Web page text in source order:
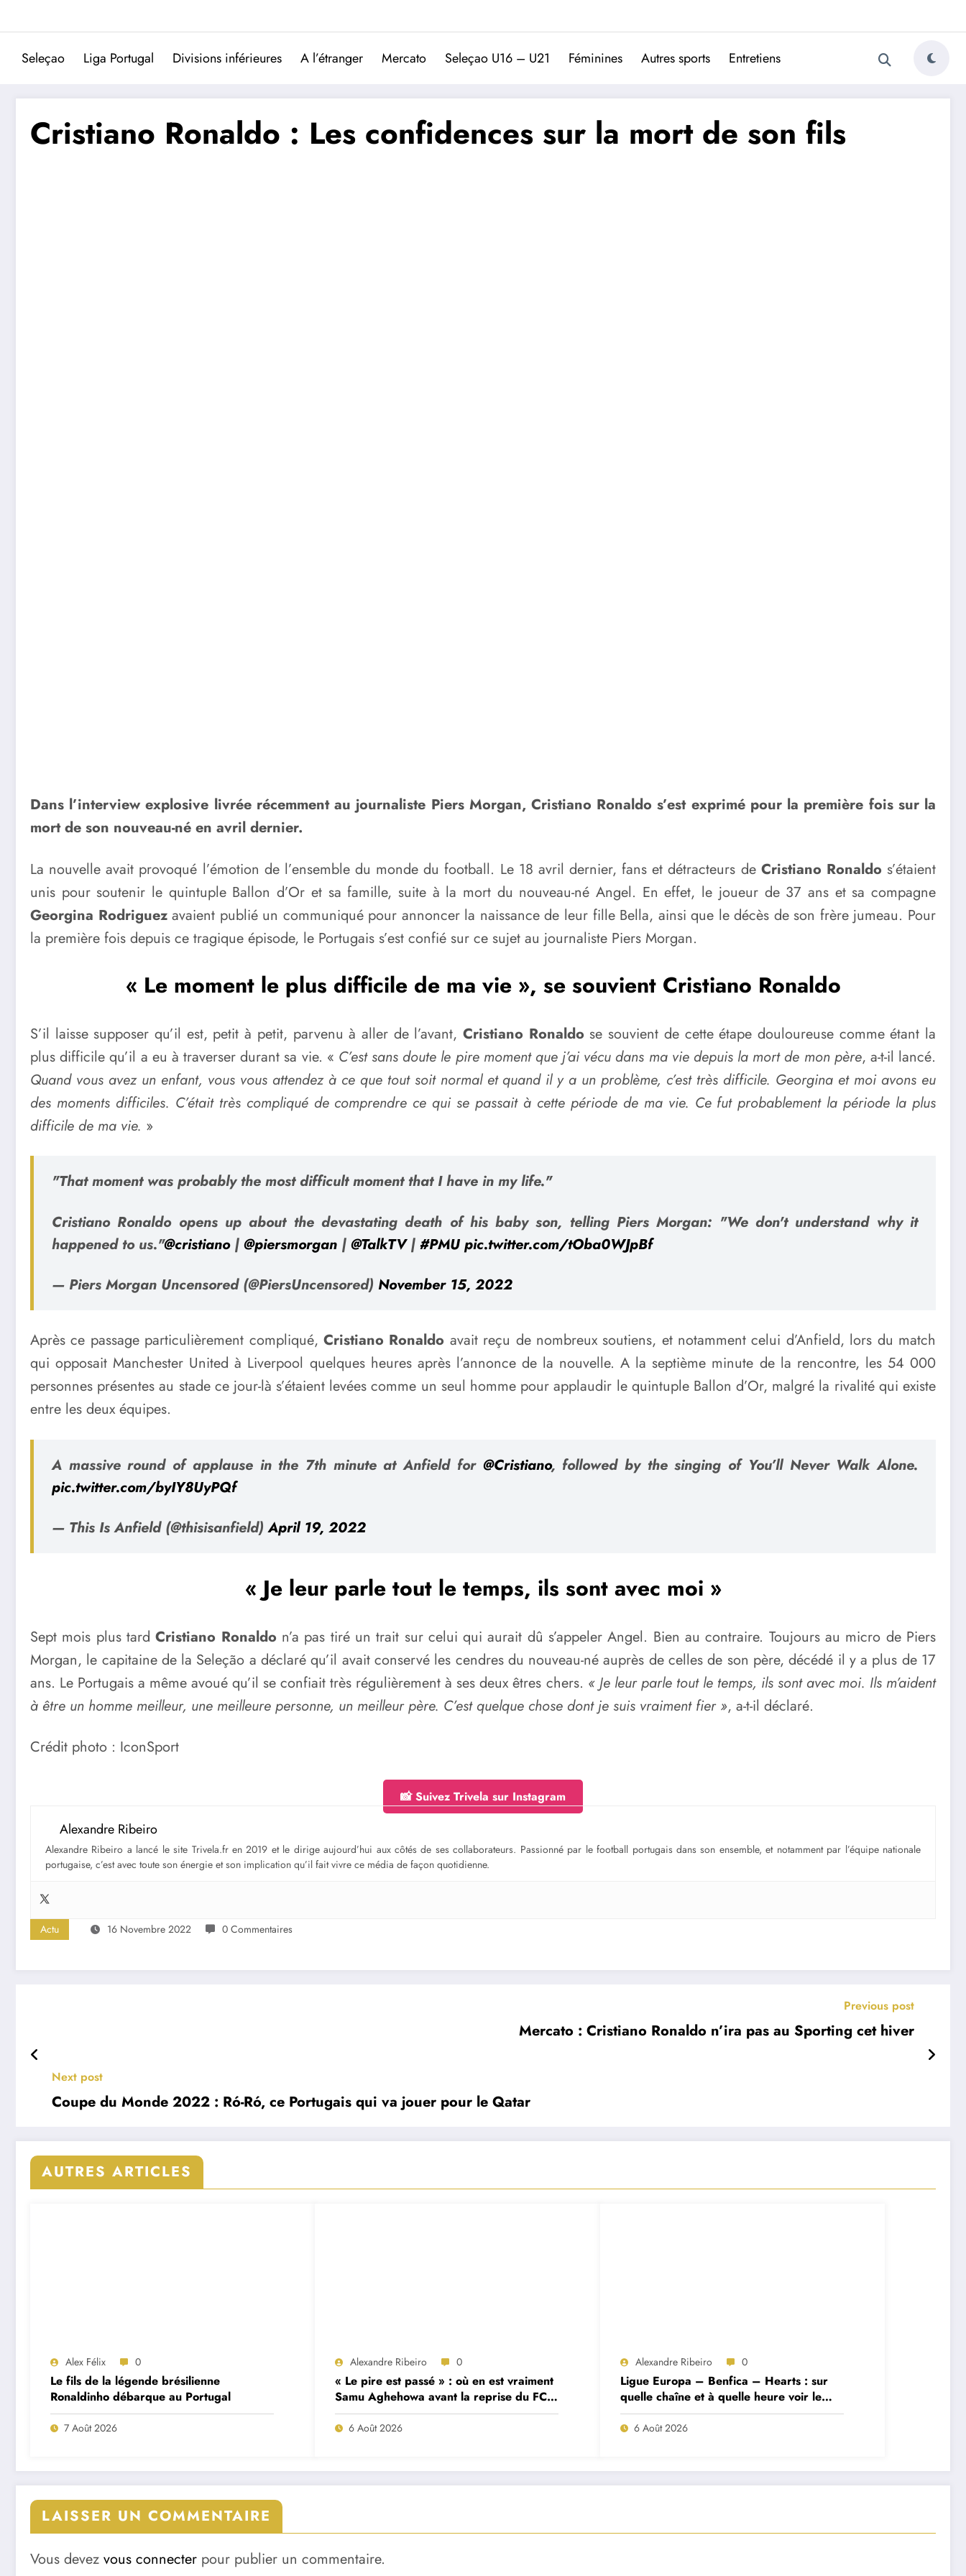
Trivela
L'actualité du football portugais
Seleçao Liga Portugal Divisions inférieures A l’étranger Mercato Seleçao U16 – U21 Féminines Autres sports Entretiens
Cristiano Ronaldo : Les confidences sur la mort de son fils
Dans l’interview explosive livrée récemment au journaliste Piers Morgan, Cristiano Ronaldo s’est exprimé pour la première fois sur la
mort de son nouveau-né en avril dernier.
La nouvelle avait provoqué l’émotion de l’ensemble du monde du football. Le 18 avril dernier, fans et détracteurs deCristiano Ronaldo s’étaient
unis pour soutenir le quintuple Ballon d’Or et sa famille, suite à la mort du nouveau-né Angel. En effet, le joueur de 37 ans et sa compagne
Georgina Rodriguezavaient publié un communiqué pour annoncer la naissance de leur fille Bella, ainsi que le décès de son frère jumeau. Pour
la première fois depuis ce tragique épisode, le Portugais s’est confié sur ce sujet au journaliste Piers Morgan.
« Le moment le plus difficile de ma vie », se souvient Cristiano Ronaldo
S’il laisse supposer qu’il est, petit à petit, parvenu à aller de l’avant,Cristiano Ronaldo se souvient de cette étape douloureuse comme étant la
plus difficile qu’il a eu à traverser durant sa vie. « C’est sans doute le pire moment que j’ai vécu dans ma vie depuis la mort de mon père, a-t-il lancé.
Quand vous avez un enfant, vous vous attendez à ce que tout soit normal et quand il y a un problème, c’est très difficile. Georgina et moi avons eu
des moments difficiles. C’était très compliqué de comprendre ce qui se passait à cette période de ma vie. Ce fut probablement la période la plus
difficile de ma vie. »
"That moment was probably the most difficult moment that I have in my life."
Cristiano Ronaldo opens up about the devastating death of his baby son, telling Piers Morgan: "We don't understand why it
happened to us."@cristiano| @piersmorgan | @TalkTV| #PMU pic.twitter.com/tOba0WJpBf
— Piers Morgan Uncensored (@PiersUncensored) November 15, 2022
Après ce passage particulièrement compliqué, Cristiano Ronaldo avait reçu de nombreux soutiens, et notamment celui d’Anfield, lors du match
qui opposait Manchester United à Liverpool quelques heures après l’annonce de la nouvelle. A la septième minute de la rencontre, les 54 000
personnes présentes au stade ce jour-là s’étaient levées comme un seul homme pour applaudir le quintuple Ballon d’Or, malgré la rivalité qui existe
entre les deux équipes.
A massive round of applause in the 7th minute at Anfield for @Cristiano, followed by the singing of You’ll Never Walk Alone.
pic.twitter.com/byIY8UyPQf
— This Is Anfield (@thisisanfield)April 19, 2022
« Je leur parle tout le temps, ils sont avec moi »
Sept mois plus tardCristiano Ronaldo n’a pas tiré un trait sur celui qui aurait dû s’appeler Angel. Bien au contraire. Toujours au micro de Piers
Morgan, le capitaine de la Seleção a déclaré qu’il avait conservé les cendres du nouveau-né auprès de celles de son père, décédé il y a plus de 17
ans. Le Portugais a même avoué qu’il se confiait très régulièrement à ses deux êtres chers. « Je leur parle tout le temps, ils sont avec moi. Ils m’aident
à être un homme meilleur, une meilleure personne, un meilleur père. C’est quelque chose dont je suis vraiment fier », a-t-il déclaré.
Crédit photo : IconSport
📸 Suivez Trivela sur Instagram
Alexandre Ribeiro
Alexandre Ribeiro a lancé le site Trivela.fr en 2019 et le dirige aujourd’hui aux côtés de ses collaborateurs. Passionné par le football portugais dans son ensemble, et notamment par l’équipe nationale
portugaise, c’est avec toute son énergie et son implication qu’il fait vivre ce média de façon quotidienne.
Actu 16 Novembre 2022 0 Commentaires
Previous post
Mercato : Cristiano Ronaldo n’ira pas au Sporting cet hiver
Next post
Coupe du Monde 2022 : Ró-Ró, ce Portugais qui va jouer pour le Qatar
AUTRES ARTICLES
Alex Félix 0
Le fils de la légende brésilienne
Ronaldinho débarque au Portugal
7 Août 2026
Alexandre Ribeiro 0
« Le pire est passé » : où en est vraiment
Samu Aghehowa avant la reprise du FC
Porto ?
6 Août 2026
Alexandre Ribeiro 0
Ligue Europa – Benfica – Hearts : sur
quelle chaîne et à quelle heure voir le
match ?
6 Août 2026
LAISSER UN COMMENTAIRE
Vous devez vous connecter pour publier un commentaire.